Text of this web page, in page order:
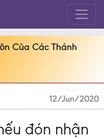
Của Các Thánh
12/Jun/2020
đón nhận